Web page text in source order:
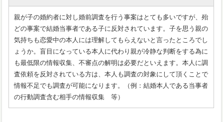
親が子の婚約者に対し婚前調査を行う事案はとても多いですが、殆
どの事案で結婚当事者である子に反対されています。子を思う親の
気持ちも恋愛中の本人には理解してもらえないと言ったところでし
ょうか。盲目になっている本人に代わり親が冷静な判断をする為に
も最低限の情報収集、不審点の解明は必要だといえます。本人に調
査依頼を反対されている方は、本人も調査の対象にして頂くことで
情報不足でも調査が可能になります。（例：結婚本人である当事者
の行動調査含む相手の情報収集 等）